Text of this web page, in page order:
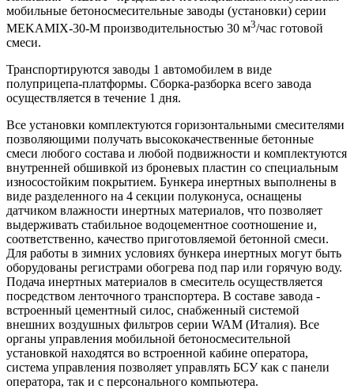
мобильные бетоносмесительные заводы (установки) серии
MEKAMIX-30-М производительностью 30 м3/час готовой
смеси.
Транспортируются заводы 1 автомобилем в виде
полуприцепа-платформы. Сборка-разборка всего завода
осуществляется в течение 1 дня.
Все установки комплектуются горизонтальными смесителями
позволяющими получать высококачественные бетонные
смеси любого состава и любой подвижности и комплектуются
внутренней обшивкой из броневых пластин со специальным
износостойким покрытием. Бункера инертных выполнены в
виде разделенного на 4 секции полуконуса, оснащены
датчиком влажности инертных материалов, что позволяет
выдерживать стабильное водоцементное соотношение и,
соответственно, качество приготовляемой бетонной смеси.
Для работы в зимних условиях бункера инертных могут быть
оборудованы регистрами обогрева под пар или горячую воду.
Подача инертных материалов в смеситель осуществляется
посредством ленточного транспортера. В составе завода -
встроенный цементный силос, снабженный системой
внешних воздушных фильтров серии WAM (Италия). Все
органы управления мобильной бетоносмесительной
установкой находятся во встроенной кабине оператора,
система управления позволяет управлять БСУ как с панели
оператора, так и с персонального компьютера.